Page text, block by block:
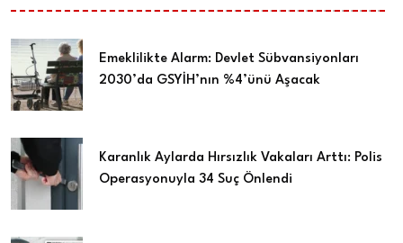
Emeklilikte Alarm: Devlet Sübvansiyonları
2030’da GSYİH’nın %4’ünü Aşacak
Karanlık Aylarda Hırsızlık Vakaları Arttı: Polis
Operasyonuyla 34 Suç Önlendi